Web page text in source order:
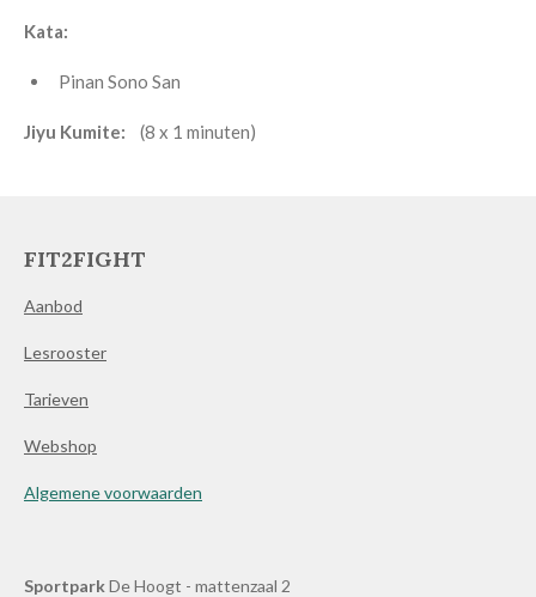
Kata:
Pinan Sono San
Jiyu Kumite: (8 x 1 minuten)
FIT2FIGHT
Aanbod
Lesrooster
Tarieven
Webshop
Algemene voorwaarden
SportparkDe Hoogt - mattenzaal 2